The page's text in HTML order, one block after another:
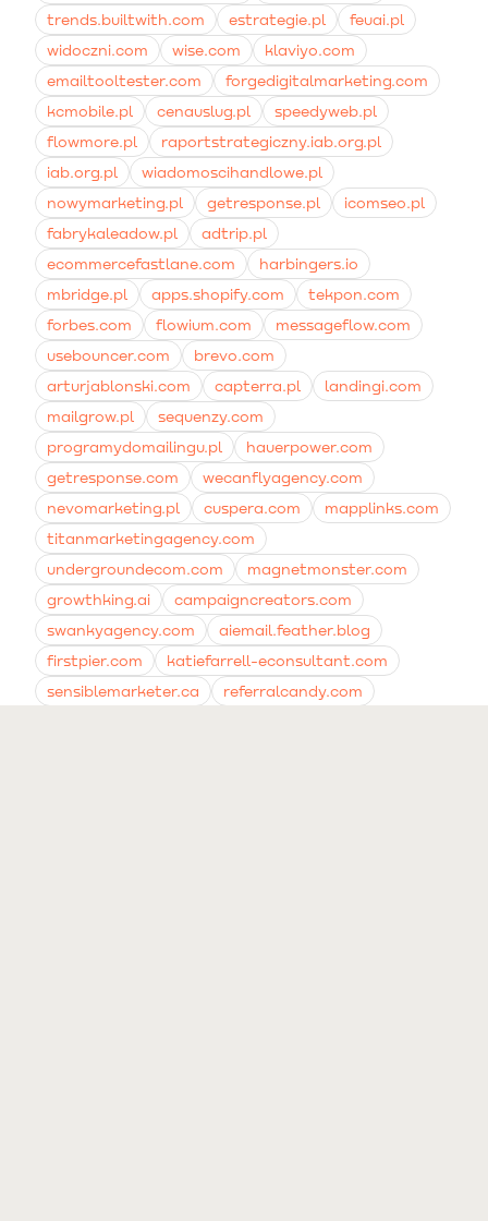
trends.builtwith.com
estrategie.pl
feuai.pl
widoczni.com
wise.com
klaviyo.com
emailtooltester.com
forgedigitalmarketing.com
kcmobile.pl
cenauslug.pl
speedyweb.pl
flowmore.pl
raportstrategiczny.iab.org.pl
iab.org.pl
wiadomoscihandlowe.pl
nowymarketing.pl
getresponse.pl
icomseo.pl
fabrykaleadow.pl
adtrip.pl
ecommercefastlane.com
harbingers.io
mbridge.pl
apps.shopify.com
tekpon.com
forbes.com
flowium.com
messageflow.com
usebouncer.com
brevo.com
arturjablonski.com
capterra.pl
landingi.com
mailgrow.pl
sequenzy.com
programydomailingu.pl
hauerpower.com
getresponse.com
wecanflyagency.com
nevomarketing.pl
cuspera.com
mapplinks.com
titanmarketingagency.com
undergroundecom.com
magnetmonster.com
growthking.ai
campaigncreators.com
swankyagency.com
aiemail.feather.blog
firstpier.com
katiefarrell-econsultant.com
sensiblemarketer.ca
referralcandy.com